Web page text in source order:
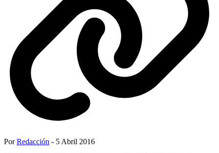
PorRedacción - 5 Abril 2016